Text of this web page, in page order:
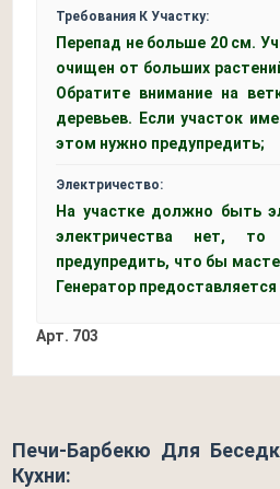
Требования К Участку:
Перепад не больше 20 см.
очищен от больших
Обратите внимание на
деревьев. Если участок
этом нужно предупредить;
Электричество:
На участке должно быть
электричества нет,
предупредить, что бы
Генератор
Арт. 703
Печи-Барбекю Для
Кухни: